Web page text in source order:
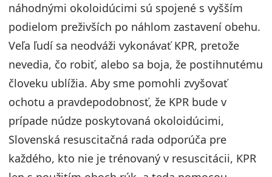
náhodnými okoloidúcimi sú spojené s vyšším
podielom preživších po náhlom zastavení obehu.
Veľa ľudí sa neodváži vykonávať KPR, pretože
nevedia, čo robiť, alebo sa boja, že postihnutému
človeku ublížia. Aby sme pomohli zvyšovať
ochotu a pravdepodobnosť, že KPR bude v
prípade núdze poskytovaná okoloidúcimi,
Slovenská resuscitačná rada odporúča pre
každého, kto nie je trénovaný v resuscitácii, KPR